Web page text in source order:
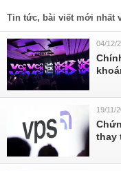
Tin tức, bài viết mới nhất
04/12/
19/11/
thay